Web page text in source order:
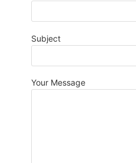
Subject
Your Message